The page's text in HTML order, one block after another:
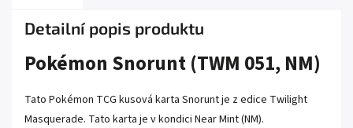
Detailní popis produktu
Pokémon Snorunt (TWM 051, NM)
Tato Pokémon TCG kusová karta Snorunt je z edice Twilight
Masquerade. Tato karta je v kondici Near Mint (NM).